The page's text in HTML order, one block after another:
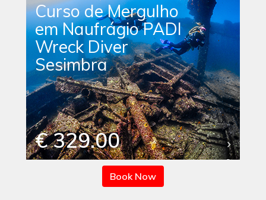
Curso de Mergulho
em Naufrágio PADI
Wreck Diver
Sesimbra
€ 329.00
Book Now